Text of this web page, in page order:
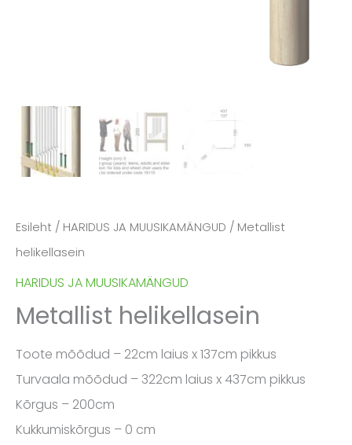
Esileht / HARIDUS JA MUUSIKAMÄNGUD / Metallist
helikellasein
HARIDUS JA MUUSIKAMÄNGUD
Metallist helikellasein
Toote mõõdud – 22cm laius x 137cm pikkus
Turvaala mõõdud – 322cm laius x 437cm pikkus
Kõrgus – 200cm
Kukkumiskõrgus – 0 cm